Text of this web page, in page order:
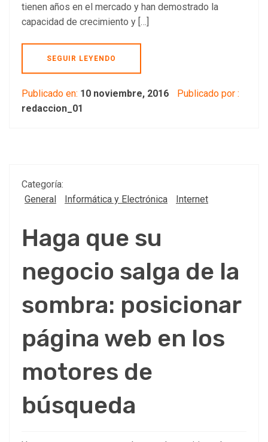
tienen años en el mercado y han demostrado la
capacidad de crecimiento y […]
SEGUIR LEYENDO
Publicado en: 10 noviembre, 2016
Publicado por :
redaccion_01
Categoría:
General
Informática y Electrónica Internet
Haga que su
negocio salga de la
sombra: posicionar
página web en los
motores de
búsqueda